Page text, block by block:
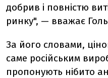
добрив і повністю
ринку", — вважає
За його словами,
саме російським
пропонують нібито